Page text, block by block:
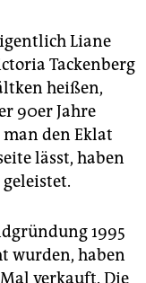
Liane
Tackenberg
heißen,
90er Jahre
man den Eklat
lässt, haben
1995
wurden, haben
verkauft. Die